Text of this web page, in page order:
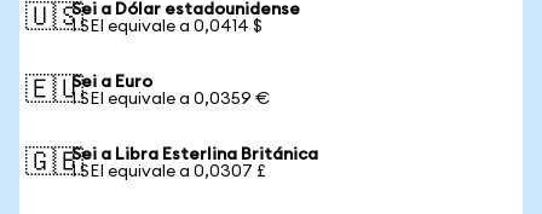
🇺🇸Sei a Dólar estadounidense
1 SEI equivale a 0,0414 $
🇪🇺Sei a Euro
1 SEI equivale a 0,0359 €
🇬🇧Sei a Libra Esterlina Británica
1 SEI equivale a 0,0307 £